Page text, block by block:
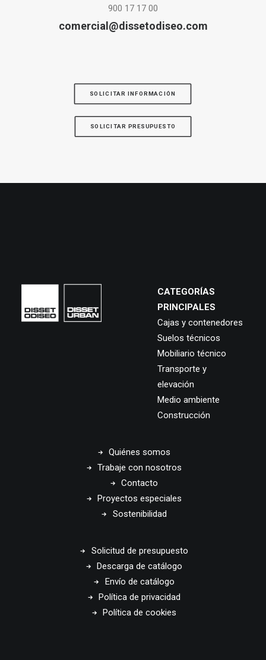
900 17 17 00
comercial@dissetodiseo.com
SOLICITAR INFORMACIÓN
SOLICITAR PRESUPUESTO
CATEGORÍAS
PRINCIPALES
Cajas y contenedores
Suelos técnicos
Mobiliario técnico
Transporte y
elevación
Medio ambiente
Construcción
Quiénes somos
Trabaje con nosotros
Contacto
Proyectos especiales
Sostenibilidad
Solicitud de presupuesto
Descarga de catálogo
Envío de catálogo
Política de privacidad
Política de cookies